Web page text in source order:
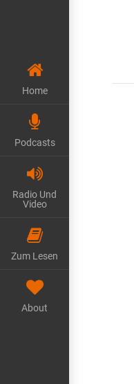
Home
Podcasts
Radio Und
Video
Zum Lesen
About